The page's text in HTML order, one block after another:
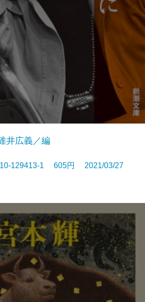
井広義／編
129413-1 605円 2021/03/27